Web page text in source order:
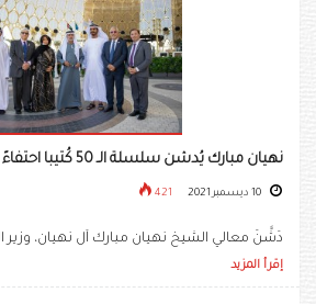
نهيان مبارك يُدشن سلسلة الـ 50 كُتيبا احتفاءً باليوم الوطني الـ 50
421
دَشَّنَ معالي الشيخ نهيان مبارك آل نهيان، وزير
إقرأ المزيد